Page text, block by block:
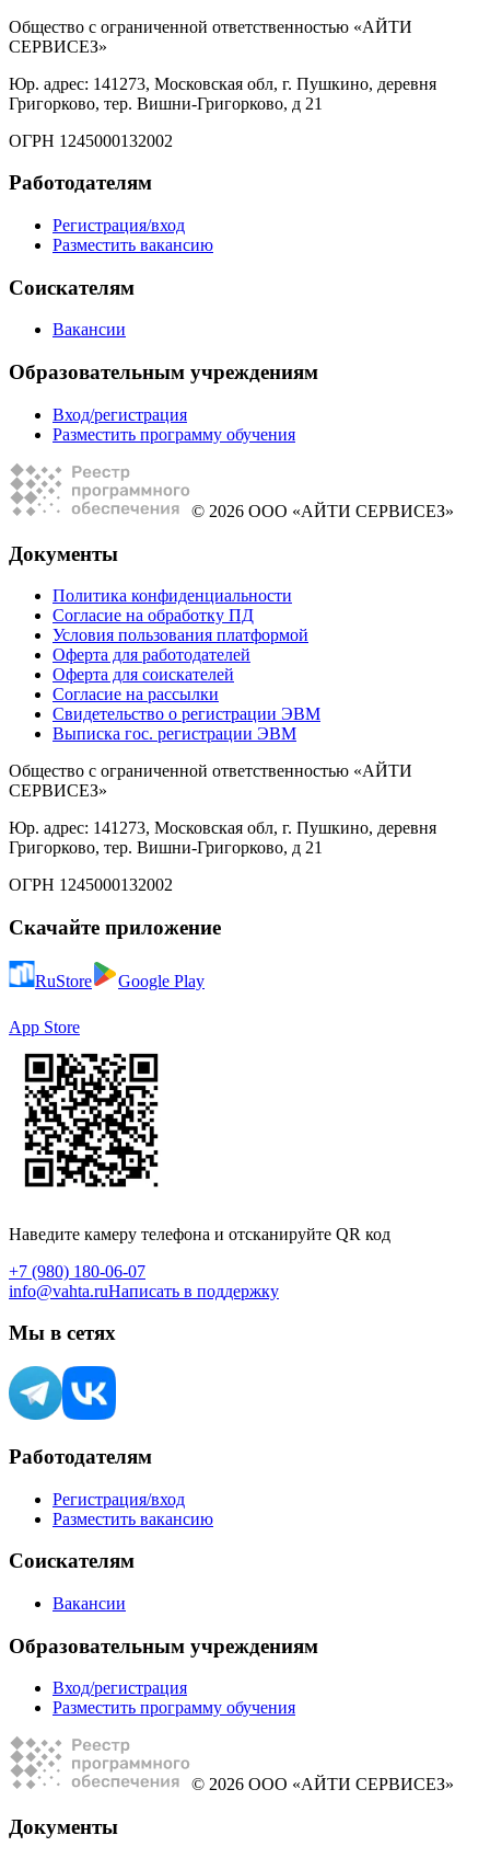
Общество с ограниченной ответственностью «АЙТИ
СЕРВИСЕЗ»
Юр. адрес: 141273, Московская обл, г. Пушкино, деревня
Григорково, тер. Вишни-Григорково, д 21
ОГРН 1245000132002
Работодателям
Регистрация/вход
Разместить вакансию
Соискателям
Вакансии
Образовательным учреждениям
Вход/регистрация
Разместить программу обучения
© 2026 ООО «АЙТИ СЕРВИСЕЗ»
Документы
Политика конфиденциальности
Согласие на обработку ПД
Условия пользования платформой
Оферта для работодателей
Оферта для соискателей
Согласие на рассылки
Свидетельство о регистрации ЭВМ
Выписка гос. регистрации ЭВМ
Общество с ограниченной ответственностью «АЙТИ
СЕРВИСЕЗ»
Юр. адрес: 141273, Московская обл, г. Пушкино, деревня
Григорково, тер. Вишни-Григорково, д 21
ОГРН 1245000132002
Скачайте приложение
RuStore Google Play
App Store
Наведите камеру телефона и отсканируйте QR код
+7 (980) 180-06-07
info@vahta.ruНаписать в поддержку
Мы в сетях
Работодателям
Регистрация/вход
Разместить вакансию
Соискателям
Вакансии
Образовательным учреждениям
Вход/регистрация
Разместить программу обучения
© 2026 ООО «АЙТИ СЕРВИСЕЗ»
Документы